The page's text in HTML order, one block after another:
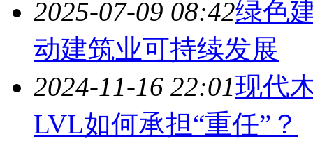
2025-07-09 08:42绿色
动建筑业可持续发展
2024-11-16 22:01现代
LVL如何承担“重任”？